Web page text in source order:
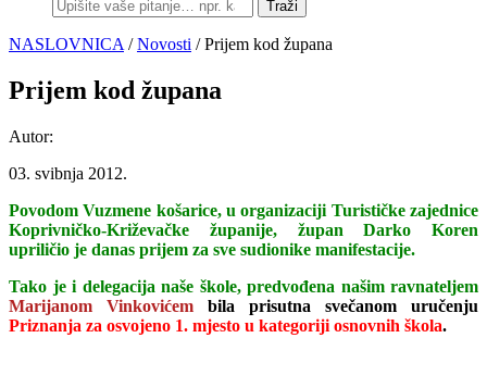
Traži
NASLOVNICA /Novosti / Prijem kod župana
Prijem kod župana
Autor:
03. svibnja 2012.
Povodom Vuzmene košarice, u organizaciji Turističke zajednice
Koprivničko-Križevačke županije, župan Darko Koren
upriličio je danas prijem za sve sudionike manifestacije.
Tako je i delegacija naše škole, predvođena našim ravnateljem
Marijanom Vinkovićem bila prisutna svečanom uručenju
Priznanja za osvojeno 1. mjesto u kategoriji osnovnih škola.